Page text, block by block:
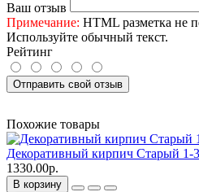
Ваш отзыв
Примечание: HTML разметка не
Используйте обычный текст.
Рейтинг
Отправить свой отзыв
Похожие товары
Декоративный кирпич Старый 1-
1330.00р.
В корзину